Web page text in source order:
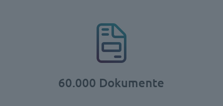
60.000 Dokumente